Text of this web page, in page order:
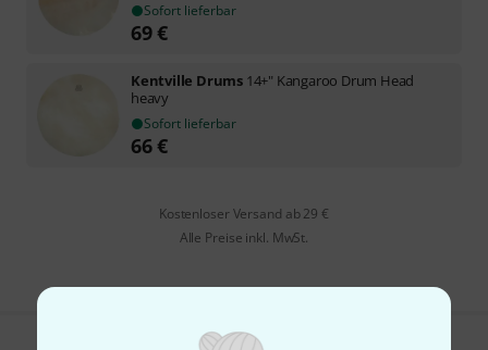
Sofort lieferbar
69€
Kentville Drums 14+" Kangaroo Drum Head
heavy
Sofort lieferbar
66€
Kostenloser Versand ab 29 €
Alle Preise inkl. MwSt.